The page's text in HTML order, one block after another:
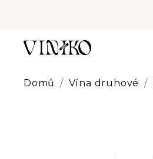
Domů / Vína druhové /